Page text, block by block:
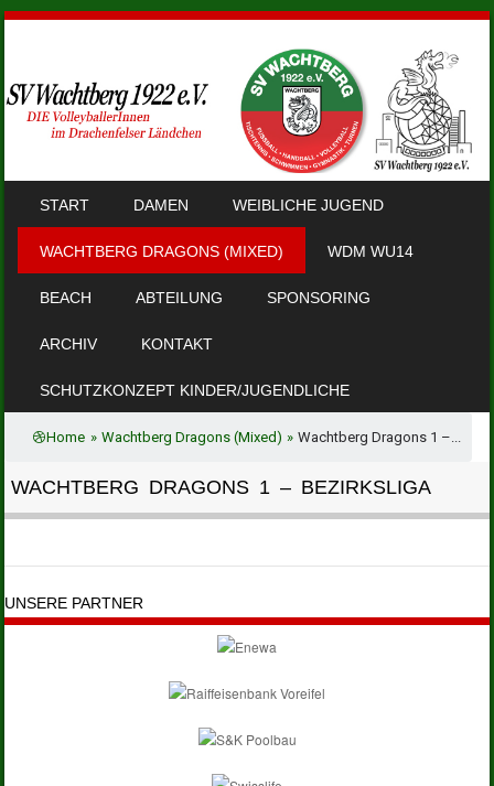
MENU
SKIP TO CONTENT
START DAMEN WEIBLICHE JUGEND
WACHTBERG DRAGONS (MIXED) WDM WU14
BEACH ABTEILUNG SPONSORING
ARCHIV KONTAKT
SCHUTZKONZEPT KINDER/JUGENDLICHE
Home » Wachtberg Dragons (Mixed) » Wachtberg Dragons 1 –...
WACHTBERG DRAGONS 1 – BEZIRKSLIGA
UNSERE PARTNER